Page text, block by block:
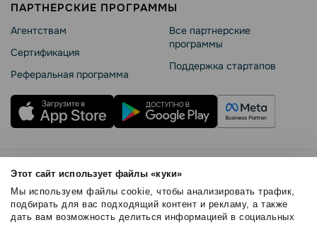
Этот сайт использует файлы «куки»
Мы используем файлы cookie, чтобы анализировать трафик,
подбирать для вас подходящий контент и рекламу, а также
дать вам возможность делиться информацией в социальных
ПАРТНЕРСКИЕ ПРОГРАММЫ
Агентствам
Сертификация
Реферальная программа
Все партнерские
программы
Поддержка стартапов
Правила использования
Безопасность SendPulse
Политика конфиденциальности
Политика Cookies